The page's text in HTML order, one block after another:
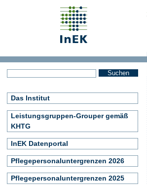
Das Institut
Leistungsgruppen-Grouper gemäß
KHTG
InEK Datenportal
Pflegepersonaluntergrenzen 2026
Pflegepersonaluntergrenzen 2025